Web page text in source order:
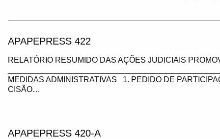
APAPEPRESS 422
RELATÓRIO RESUMIDO DAS AÇÕES JUDICIAIS
MEDIDAS ADMINISTRATIVAS 1. PEDIDO DE
CISÃO…
APAPEPRESS 420-A